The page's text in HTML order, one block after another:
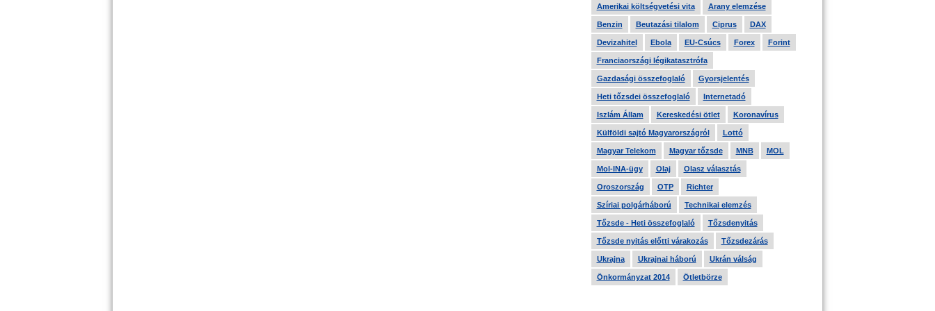
Amerikai költségvetési vita Arany elemzése
Benzin Beutazási tilalom Ciprus DAX
Devizahitel Ebola EU-Csúcs Forex Forint
Franciaországi légikatasztrófa
Gazdasági összefoglaló Gyorsjelentés
Heti tőzsdei összefoglaló Internetadó
Iszlám Állam Kereskedési ötlet Koronavírus
Külföldi sajtó Magyarországról Lottó
Magyar Telekom Magyar tőzsde MNB MOL
Mol-INA-ügy Olaj Olasz választás
Oroszország OTP Richter
Szíriai polgárháború Technikai elemzés
Tőzsde - Heti összefoglaló Tőzsdenyitás
Tőzsde nyitás előtti várakozás Tőzsdezárás
Ukrajna Ukrajnai háború Ukrán válság
Önkormányzat 2014 Ötletbörze